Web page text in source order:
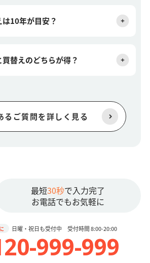
10年が目安？
替えのどちらが得？
るご質問を詳しく見る
最短30秒で入力完了
お電話でもお気軽に
日曜・祝日も受付中 受付時間 8:00-20:00
999-999